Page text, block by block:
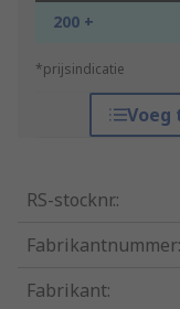
200 +
*prijsindicatie
Voeg
RS-stocknr.:
Fabrikantnummer:
Fabrikant: